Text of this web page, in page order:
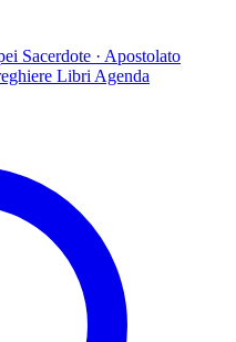
Sacerdote · Apostolato
Libri Agenda